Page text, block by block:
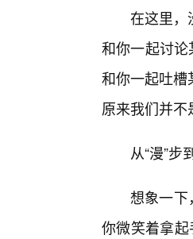
在这里，
和你一起讨
和你一起吐槽
原来我们并
从“漫”步
想象一下
你微笑着拿